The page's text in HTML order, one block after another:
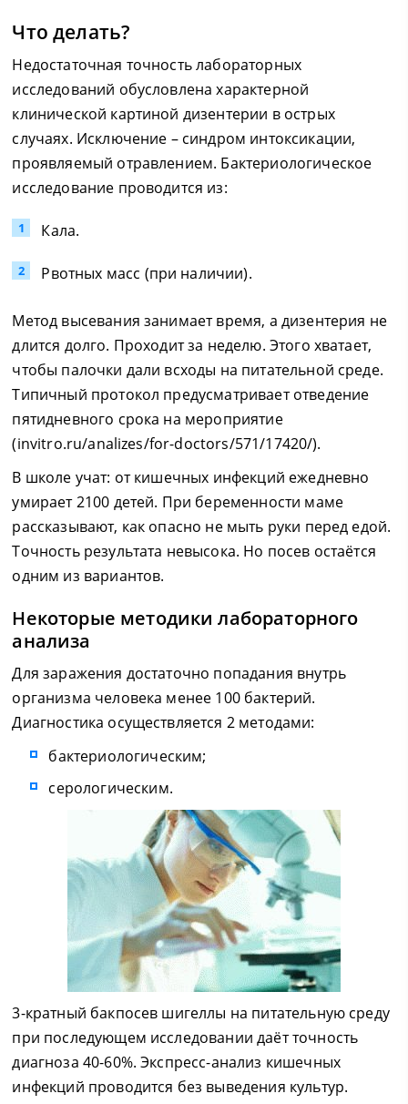
Что делать?
Недостаточная точность лабораторных
исследований обусловлена характерной
клинической картиной дизентерии в острых
случаях. Исключение – синдром интоксикации,
проявляемый отравлением. Бактериологическое
исследование проводится из:
Кала.
Рвотных масс (при наличии).
Метод высевания занимает время, а дизентерия не
длится долго. Проходит за неделю. Этого хватает,
чтобы палочки дали всходы на питательной среде.
Типичный протокол предусматривает отведение
пятидневного срока на мероприятие
(invitro.ru/analizes/for-doctors/571/17420/).
В школе учат: от кишечных инфекций ежедневно
умирает 2100 детей. При беременности маме
рассказывают, как опасно не мыть руки перед едой.
Точность результата невысока. Но посев остаётся
одним из вариантов.
Некоторые методики лабораторного
анализа
Для заражения достаточно попадания внутрь
организма человека менее 100 бактерий.
Диагностика осуществляется 2 методами:
бактериологическим;
серологическим.
3-кратный бакпосев шигеллы на питательную среду
при последующем исследовании даёт точность
диагноза 40-60%. Экспресс-анализ кишечных
инфекций проводится без выведения культур.